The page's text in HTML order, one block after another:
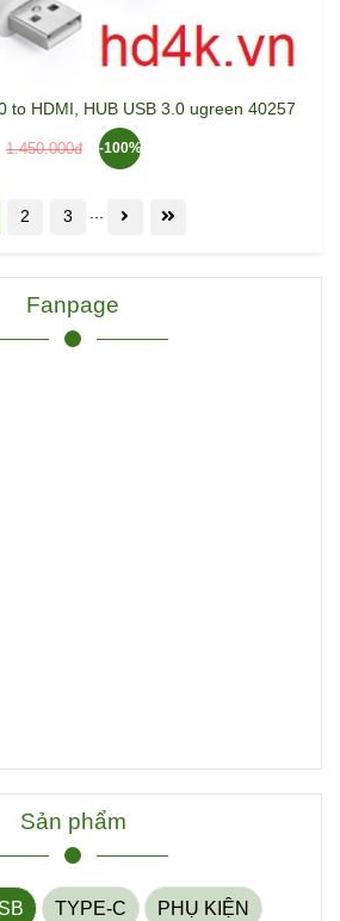
to HDMI, HUB USB 3.0 ugreen 40257
1.450.000đ -100%
2 3 ...
Fanpage
Sản phẩm
TYPE-C PHỤ KIỆN